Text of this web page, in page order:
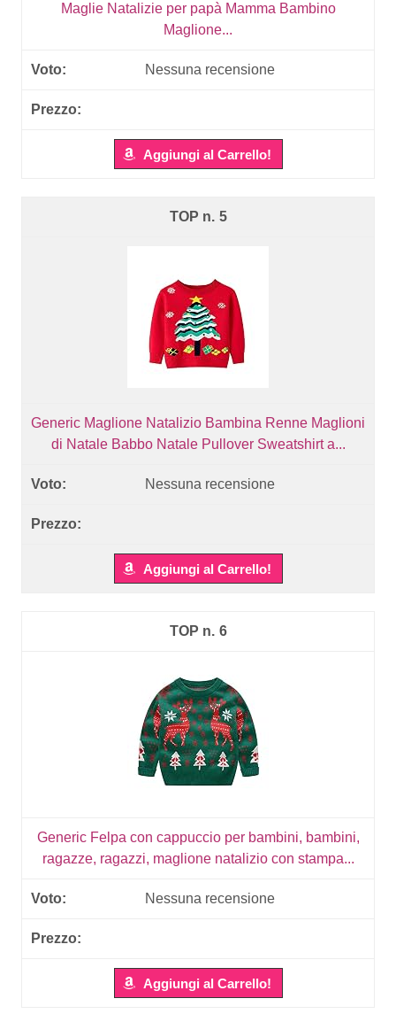
Maglie Natalizie per papà Mamma Bambino
Maglione...
Nessuna recensione
Aggiungi al Carrello!
5
Generic Maglione Natalizio Bambina Renne Maglioni
di Natale Babbo Natale Pullover Sweatshirt a...
Nessuna recensione
Aggiungi al Carrello!
6
Generic Felpa con cappuccio per bambini, bambini,
ragazze, ragazzi, maglione natalizio con stampa...
Nessuna recensione
Aggiungi al Carrello!